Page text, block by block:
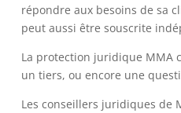
répondre aux besoins de sa
peut aussi être souscrite
La protection juridique MMA
un tiers, ou encore une
Les conseillers juridiques de